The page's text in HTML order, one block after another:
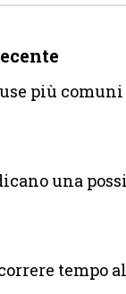
più
una
tempo